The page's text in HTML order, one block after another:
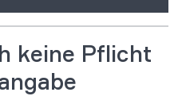
keine Pflicht